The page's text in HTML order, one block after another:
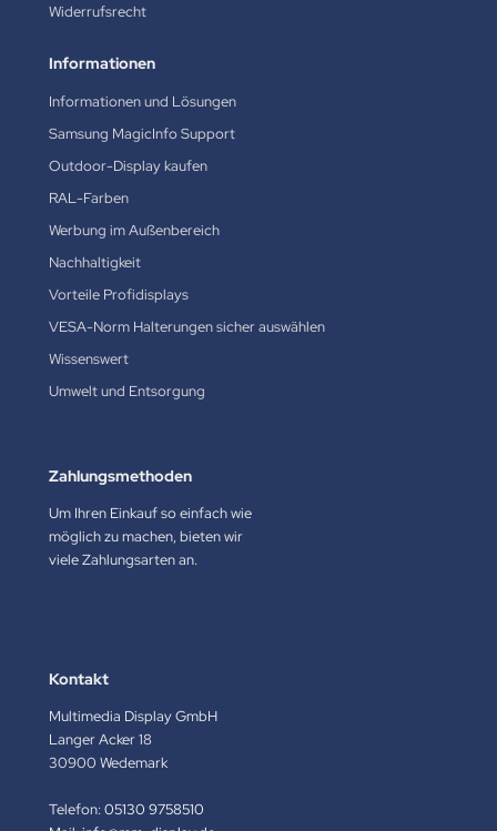
Widerrufsrecht
Informationen
Informationen und Lösungen
Samsung MagicInfo Support
Outdoor-Display kaufen
RAL-Farben
Werbung im Außenbereich
Nachhaltigkeit
Vorteile Profidisplays
VESA-Norm Halterungen sicher auswählen
Wissenswert
Umwelt und Entsorgung
Zahlungsmethoden
Um Ihren Einkauf so einfach wie
möglich zu machen, bieten wir
viele Zahlungsarten an.
Kontakt
Multimedia Display GmbH
Langer Acker 18
30900 Wedemark
Telefon:05130 9758510